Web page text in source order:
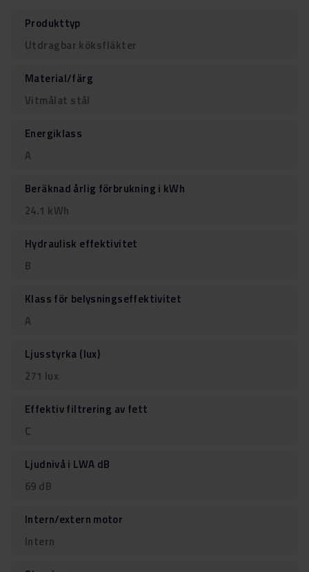
Produkttyp
Utdragbar köksfläkter
Material/färg
Vitmålat stål
Energiklass
A
Beräknad årlig förbrukning i kWh
24.1 kWh
Hydraulisk effektivitet
B
Klass för belysningseffektivitet
A
Ljusstyrka (lux)
271 lux
Effektiv filtrering av fett
C
Ljudnivå i LWA dB
69 dB
Intern/extern motor
Intern